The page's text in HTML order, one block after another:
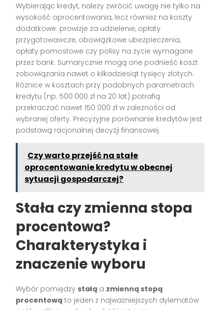
Wybierając kredyt, należy zwrócić uwagę nie tylko na
wysokość oprocentowania, lecz również na koszty
dodatkowe: prowizje za udzielenie, opłaty
przygotowawcze, obowiązkowe ubezpieczenia,
opłaty pomostowe czy polisy na życie wymagane
przez bank. Sumarycznie mogą one podnieść koszt
zobowiązania nawet o kilkadziesiąt tysięcy złotych.
Różnice w kosztach przy podobnych parametrach
kredytu (np. 500 000 zł na 20 lat) potrafią
przekraczać nawet 150 000 zł w zależności od
wybranej oferty. Precyzyjne porównanie kredytów jest
podstawą racjonalnej decyzji finansowej.
Czy warto przejść na stałe
oprocentowanie kredytu w obecnej
sytuacji gospodarczej?
Stała czy zmienna stopa
procentowa?
Charakterystyka i
znaczenie wyboru
Wybór pomiędzy stałą a zmienną stopą
procentową to jeden z najważniejszych dylematów